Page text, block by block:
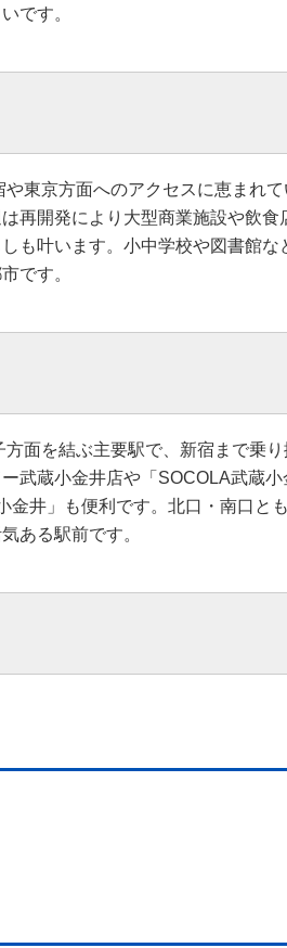
です。
東京方面へのアクセスに恵まれ
再開発により大型商業施設や飲
も叶います。小中学校や図書館
です。
面を結ぶ主要駅で、新宿まで乗
武蔵小金井店や「SOCOLA武蔵
井」も便利です。北口・南口と
ある駅前です。